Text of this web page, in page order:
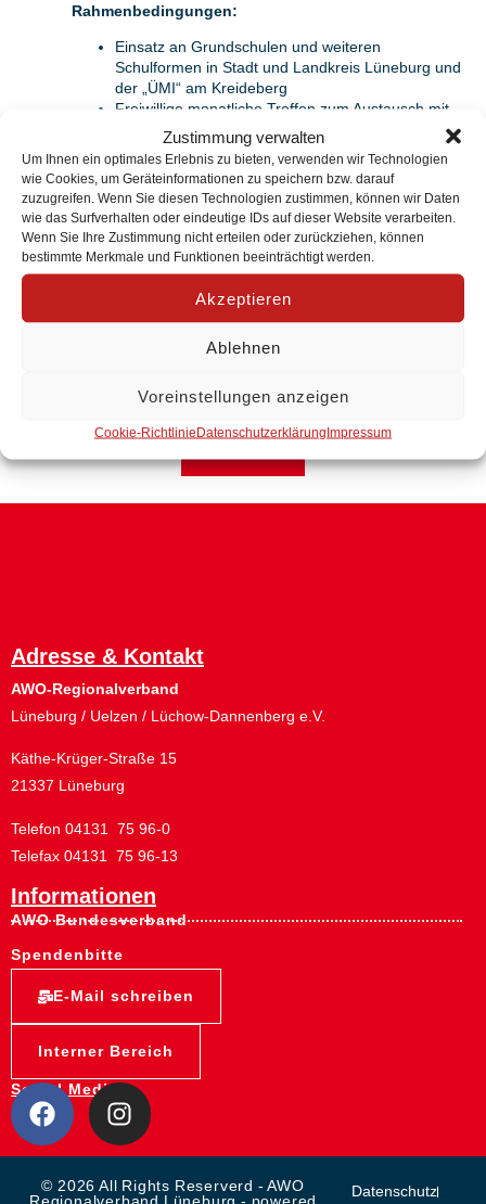
Zustimmung verwalten
Um Ihnen ein optimales Erlebnis zu bieten, verwenden wir Technologien
wie Cookies, um Geräteinformationen zu speichern bzw. darauf
zuzugreifen. Wenn Sie diesen Technologien zustimmen, können wir Daten
wie das Surfverhalten oder eindeutige IDs auf dieser Website verarbeiten.
Wenn Sie Ihre Zustimmung nicht erteilen oder zurückziehen, können
bestimmte Merkmale und Funktionen beeinträchtigt werden.
Akzeptieren
Ablehnen
Voreinstellungen anzeigen
Cookie-RichtlinieDatenschutzerklärungImpressum
Rahmenbedingungen:
Einsatz an Grundschulen und weiteren
Schulformen in Stadt und Landkreis Lüneburg und
der „ÜMI“ am Kreideberg
Freiwillige monatliche Treffen zum Austausch mit
anderen Bildungspat*innen und zur Fortbildung
So werden Sie Bildungspate / Bildungspatin:
Melden Sie sich bei Interesse und wir klären gemeinsam
Einsatzort, Zeitumfang und Aufgaben.
Kontakt:
Katja Wojanowski: Mobil / WhatsApp / Signal: 01512
508 64 83
E-Mail: wojanowski@awo-lueneburg.de
Adresse & Kontakt
AWO-Regionalverband
Lüneburg / Uelzen / Lüchow-Dannenberg e.V.
Käthe-Krüger-Straße 15
21337 Lüneburg
Telefon 04131 75 96-0
Telefax 04131 75 96-13
Informationen
AWO Bundesverband
Spendenbitte
E-Mail schreiben
Interner Bereich
Social Media:
© 2026 All Rights Reserverd - AWO
Datenschutz